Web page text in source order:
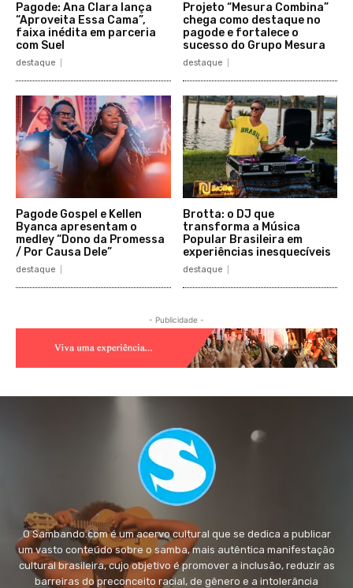
Pagode: Ana Clara lança
“Aproveita Essa Cama”,
faixa inédita em parceria
com Suel
destaque
Projeto “Mesura Combina”
chega como destaque no
pagode e fortalece o
sucesso do Grupo Mesura
destaque
Pagode Gospel e Kellen
Byanca apresentam o
medley “Dono da Promessa
/ Por Causa Dele”
destaque
Brotta: o DJ que
transforma a Música
Popular Brasileira em
experiências inesquecíveis
destaque
- Publicidade -
O Sambando.com é um acervo cultural que se dedica a publicar
um vasto conteúdo sobre o samba, mais autêntica manifestação
cultural brasileira, cujo objetivo é promover a inclusão, reduzir as
barreiras do preconceito racial, de gênero e a intolerância